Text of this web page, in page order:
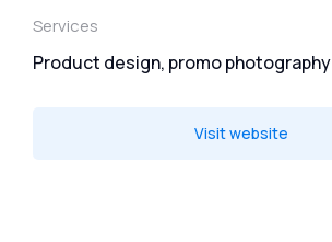
Services
Product design, promo photography
Visit website